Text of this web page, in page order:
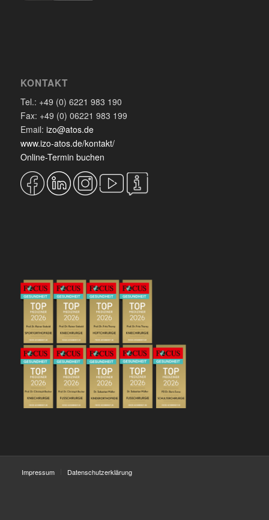
KONTAKT
Tel.: +49 (0) 6221 983 190
Fax: +49 (0) 06221 983 199
Email: izo@atos.de
www.izo-atos.de/kontakt/
Online-Termin buchen
Impressum Datenschutzerklärung